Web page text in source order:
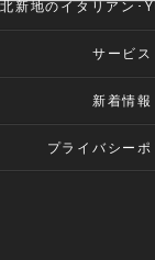
サービス
新着情報
プライバシー